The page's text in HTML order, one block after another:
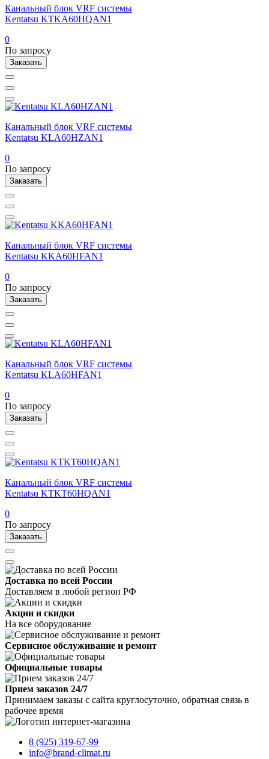
Канальный блок VRF системы
Kentatsu KTKA60HQAN1
0
По запросу
Заказать
Канальный блок VRF системы
Kentatsu KLA60HZAN1
0
По запросу
Заказать
Канальный блок VRF системы
Kentatsu KKA60HFAN1
0
По запросу
Заказать
Канальный блок VRF системы
Kentatsu KLA60HFAN1
0
По запросу
Заказать
Канальный блок VRF системы
Kentatsu KTKT60HQAN1
0
По запросу
Заказать
Доставка по всей России
Доставляем в любой регион РФ
Акции и скидки
На все оборудование
Сервисное обслуживание и ремонт
Официальные товары
Прием заказов 24/7
Принимаем заказы с сайта круглосуточно, обратная связь в
рабочее время
8 (925) 319-67-99
info@brand-climat.ru